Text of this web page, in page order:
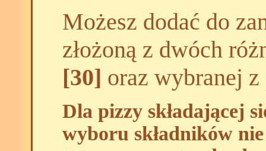
Możesz dodać do
złożoną z dwóch
[30] oraz wybranej
Dla pizzy składającej
wyboru składników